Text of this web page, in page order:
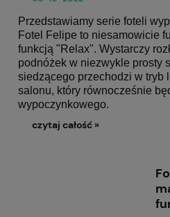
Przedstawiamy serie foteli
Fotel Felipe to niesamowicie
funkcją "Relax". Wystarczy
podnóżek w niezwykle prosty
siedzącego przechodzi w tryb
salonu, który równocześnie
wypoczynkowego.
czytaj całość »